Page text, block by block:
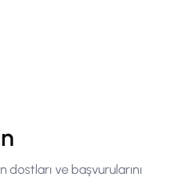
ve başvurularını